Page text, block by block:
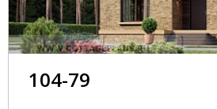
104-79